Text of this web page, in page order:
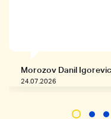
Morozov Danil
24.07.2026